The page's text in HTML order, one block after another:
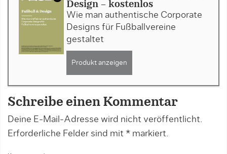
Design - kostenlos
Wie man authentische Corporate
Designs für Fußballvereine
gestaltet
Produkt anzeigen
Schreibe einen Kommentar
Deine E-Mail-Adresse wird nicht veröffentlicht.
Erforderliche Felder sind mit * markiert.